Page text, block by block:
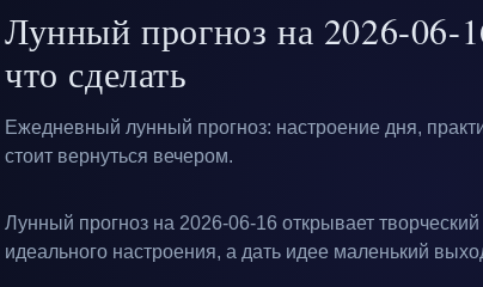
Лунный прогноз на 2026-06-
что сделать
Ежедневный лунный прогноз: настроение дня,
стоит вернуться вечером.
Лунный прогноз на 2026-06-16 открывает
идеального настроения, а дать идее маленький